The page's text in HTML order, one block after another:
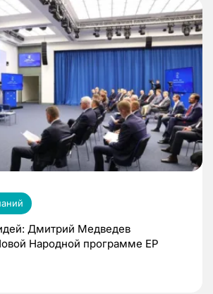
Дмитрий Медведев
Народной программе ЕР